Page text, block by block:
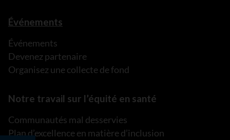
Événements
Événements
Devenez partenaire
Organisez une collecte de fond
Notre travail sur l’équité en santé
Communautés mal desservies
Plan d’excellence en matière d’inclusion